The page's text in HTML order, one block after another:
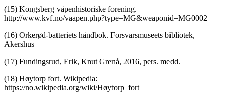
(15) Kongsberg våpenhistoriske forening.
http://www.kvf.no/vaapen.php?type=MG&weaponid=MG0002
(16) Orkerød-batteriets håndbok. Forsvarsmuseets bibliotek,
Akershus
(17) Fundingsrud, Erik, Knut Grenå, 2016, pers. medd.
(18) Høytorp fort. Wikipedia:
https://no.wikipedia.org/wiki/Høytorp_fort